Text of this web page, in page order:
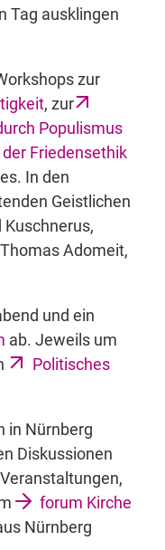
Tag ausklingen
zur
, zur
Populismus
Friedensethik
In den
Geistlichen
Adomeit,
und ein
ab. Jeweils um
Politisches
in Nürnberg
Diskussionen
forum Kirche
Nürnberg